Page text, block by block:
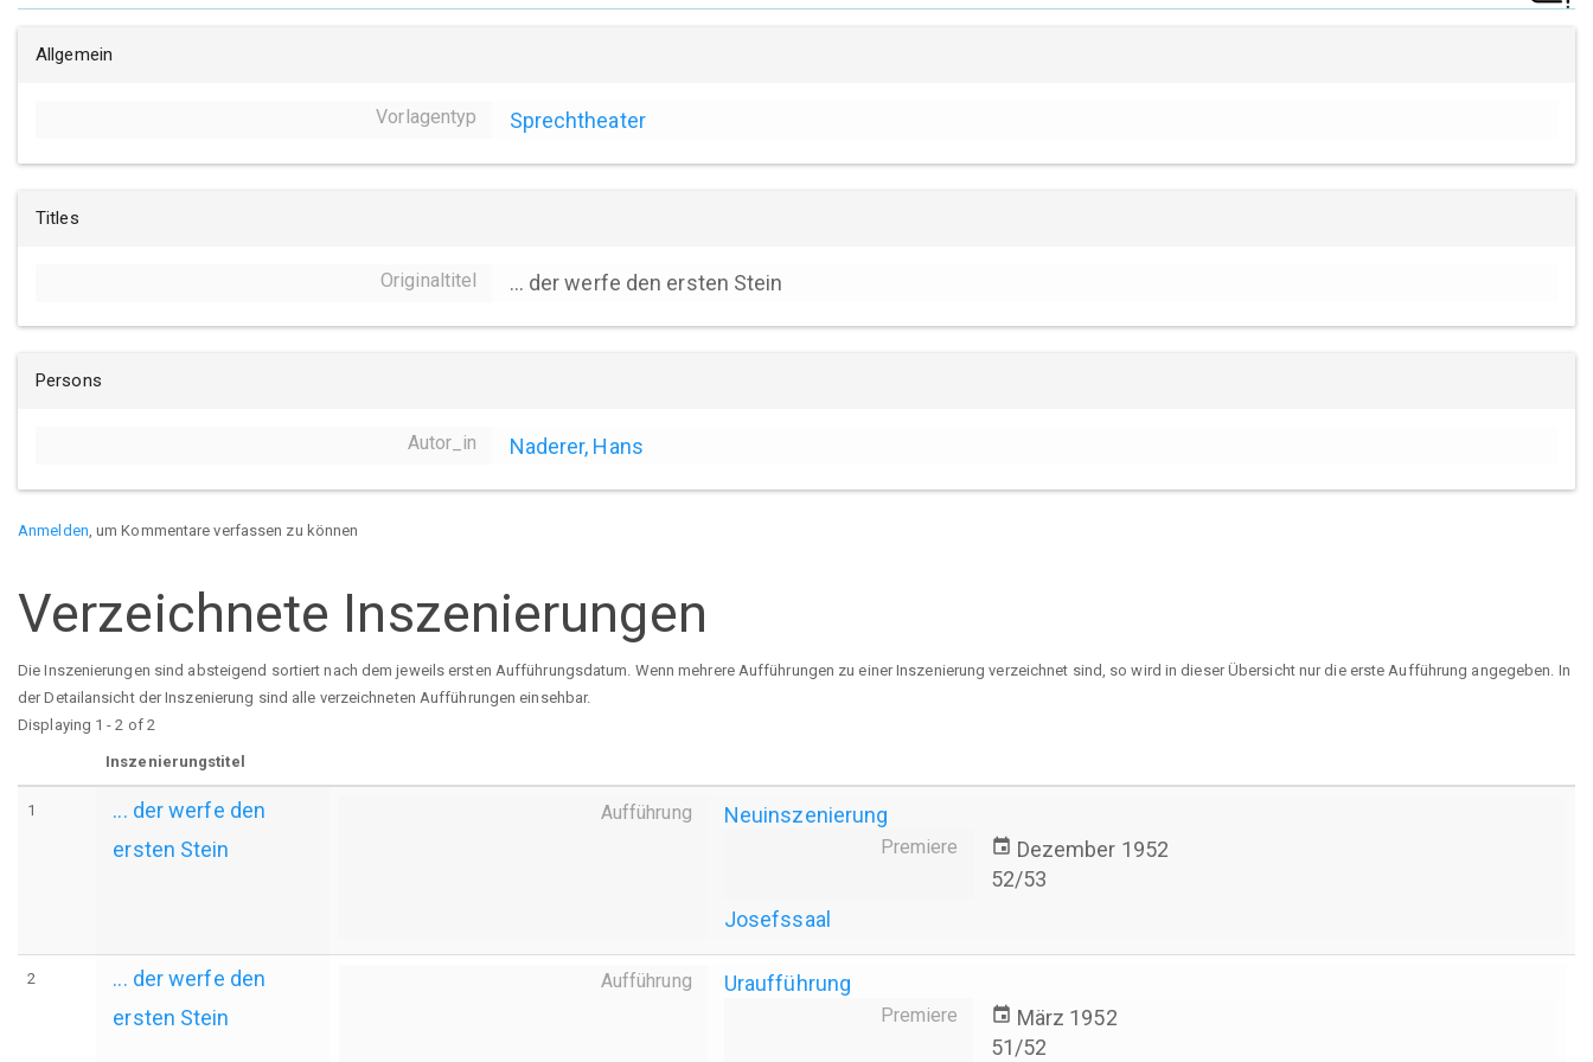
Allgemein
Vorlagentyp Sprechtheater
Titles
Originaltitel ... der werfe den ersten Stein
Persons
Autor_in Naderer, Hans
Anmelden , um Kommentare verfassen zu können
Verzeichnete Inszenierungen
Die Inszenierungen sind absteigend sortiert nach dem jeweils ersten Aufführungsdatum. Wenn mehrere Aufführungen zu einer Inszenierung verzeichnet sind, so wird in dieser Übersicht nur die erste Aufführung angegeben. In
der Detailansicht der Inszenierung sind alle verzeichneten Aufführungen einsehbar.
Displaying 1 - 2 of 2
Inszenierungstitel
1
... der werfe den
ersten Stein
Aufführung Neuinszenierung
Premiere event Dezember 1952
52/53
Josefssaal
2
... der werfe den
ersten Stein
Aufführung Uraufführung
Premiere event März 1952
51/52